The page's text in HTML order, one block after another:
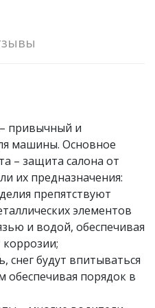
привычный и
машины. Основное
– защита салона от
их предназначения:
препятствуют
элементов
и водой, обеспечивая
снег будут впитываться
обеспечивая порядок в